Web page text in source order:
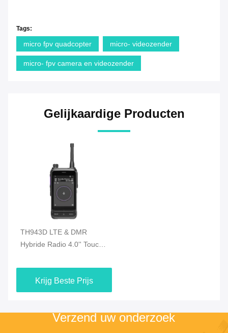
Tags:
micro fpv quadcopter micro- videozender
micro- fpv camera en videozender
Gelijkaardige Producten
TH943D LTE & DMR
Hybride Radio 4.0'' Touch
IP65 Bescherming
Krijg Beste Prijs
Verzend uw onderzoek